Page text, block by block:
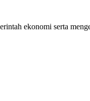
ekonomi serta